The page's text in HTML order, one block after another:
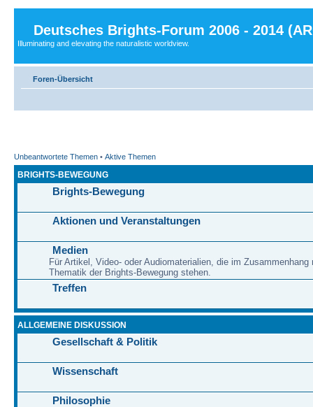
Deutsches Brights-Forum 2006 - 2014
Illuminating and elevating the naturalistic worldview.
Foren-Übersicht
Unbeantwortete Themen • Aktive Themen
BRIGHTS-BEWEGUNG
Brights-Bewegung
Aktionen und Veranstaltungen
Medien
Für Artikel, Video- oder Audiomaterialien, die im Zusammenhang
Thematik der Brights-Bewegung stehen.
Treffen
ALLGEMEINE DISKUSSION
Gesellschaft & Politik
Wissenschaft
Philosophie